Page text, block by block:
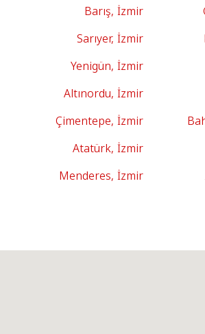
Barış, İzmir
Sarıyer, İzmir
Yenigün, İzmir
Altınordu, İzmir
Çimentepe, İzmir
Atatürk, İzmir
Menderes, İzmir